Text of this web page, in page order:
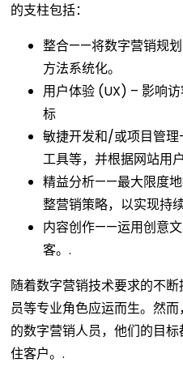
的支柱包括：
整合——将数字营销规
方法系统化。
用户体验 (UX) – 影响
标
敏捷开发和/或项目管
工具等，并根据网站用
精益分析——最大限度
整营销策略，以实现持
内容创作——运用创意
客。.
随着数字营销技术要求的不
员等专业角色应运而生。然
的数字营销人员，他们的目
住客户。.